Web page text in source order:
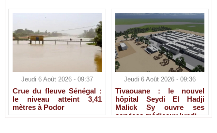
Jeudi 6 Août 2026 - 09:37
Crue du fleuve Sénégal :
le niveau atteint 3,41
mètres à Podor
Jeudi 6 Août 2026 - 09:36
Tivaouane : le nouvel
hôpital Seydi El Hadji
Malick Sy ouvre ses
services médicaux lundi